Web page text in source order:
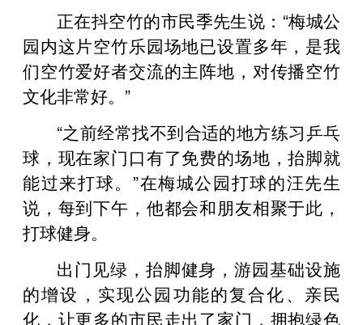
正在抖空竹的市民季先生说：“梅城公
园内这片空竹乐园场地已设置多年，是我
们空竹爱好者交流的主阵地，对传播空竹
文化非常好。”
“之前经常找不到合适的地方练习乒乓
球，现在家门口有了免费的场地，抬脚就
能过来打球。”在梅城公园打球的汪先生
说，每到下午，他都会和朋友相聚于此，
打球健身。
出门见绿，抬脚健身，游园基础设施
的增设，实现公园功能的复合化、亲民
化，让更多的市民走出了家门，拥抱绿色